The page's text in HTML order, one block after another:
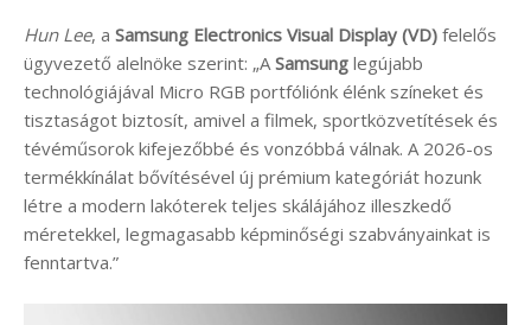
Hun Lee, a Samsung Electronics Visual Display (VD) felelős
ügyvezető alelnöke szerint: „ASamsung legújabb
technológiájával Micro RGB portfóliónk élénk színeket és
tisztaságot biztosít, amivel a filmek, sportközvetítések és
tévéműsorok kifejezőbbé és vonzóbbá válnak. A 2026-os
termékkínálat bővítésével új prémium kategóriát hozunk
létre a modern lakóterek teljes skálájához illeszkedő
méretekkel, legmagasabb képminőségi szabványainkat is
fenntartva.”